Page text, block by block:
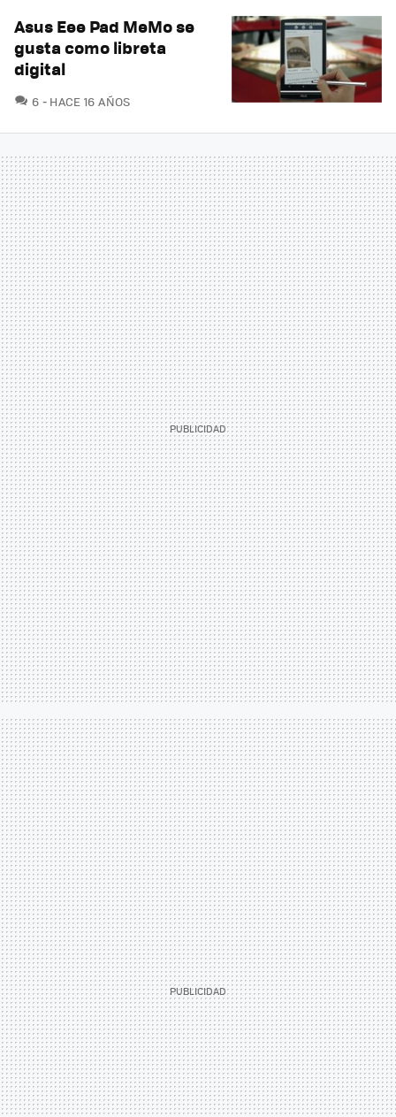
Asus Eee Pad MeMo se
gusta como libreta
digital
6 COMENTARIOS
HACE 16 AÑOS